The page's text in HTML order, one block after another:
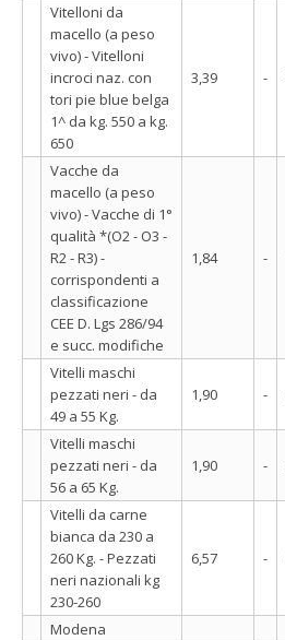
Vitelloni da
macello (a peso
vivo) - Vitelloni
incroci naz. con
tori pie blue belga
1^ da kg. 550 a kg.
650
3,39 -
Vacche da
macello (a peso
vivo) - Vacche di 1°
qualità *(O2 - O3 -
R2 - R3) -
corrispondenti a
classificazione
CEE D. Lgs 286/94
e succ. modifiche
1,84 -
Vitelli maschi
pezzati neri - da
49 a 55 Kg.
1,90 -
Vitelli maschi
pezzati neri - da
56 a 65 Kg.
1,90 -
Vitelli da carne
bianca da 230 a
260 Kg. - Pezzati
neri nazionali kg
230-260
6,57 -
Modena